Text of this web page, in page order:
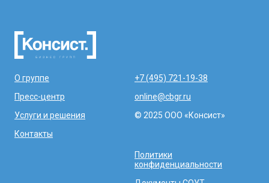
О группе
Пресс-центр
Услуги и решения
Контакты
+7 (495) 721-19-38
online@cbgr.ru
© 2025 ООО «Консист»
Политики
конфиденциальности